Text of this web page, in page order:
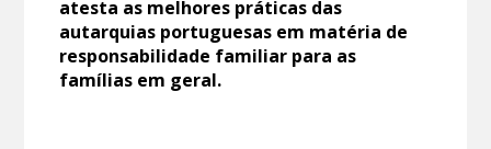
atesta as melhores práticas das
autarquias portuguesas em matéria de
responsabilidade familiar para as
famílias em geral.